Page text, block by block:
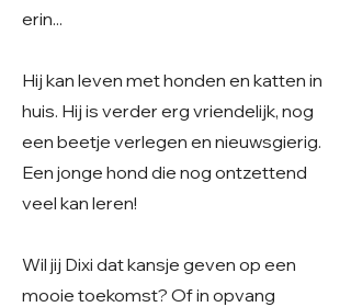
erin...
Hij kan leven met honden en katten in
huis. Hij is verder erg vriendelijk, nog
een beetje verlegen en nieuwsgierig.
Een jonge hond die nog ontzettend
veel kan leren!
Wil jij Dixi dat kansje geven op een
mooie toekomst? Of in opvang